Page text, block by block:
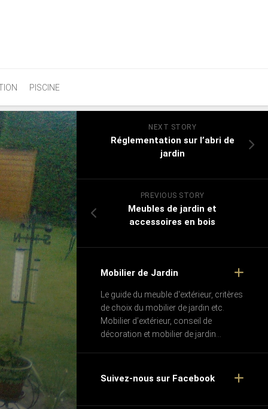
PISCINE
NEXT STORY
Réglementation sur l’abri de
jardin
PREVIOUS STORY
Meubles de jardin et
accessoires en bois
Mobilier de Jardin
Le guide du meuble d'extérieur, critères
de choix du mobilier de jardin etc.
Mobilier d’extérieur, conseil de
décoration et mobilier de jardin...
Suivez-nous sur Facebook